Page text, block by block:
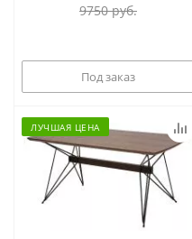
9750руб.
Под заказ
ЛУЧШАЯ ЦЕНА